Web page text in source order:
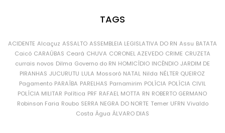
TAGS
ACIDENTE Alcaçuz ASSALTO ASSEMBLEIA LEGISLATIVA DO RN Assu BATATA
Caicó CARAÚBAS Ceará CHUVA CORONEL AZEVEDO CRIME CRUZETA
currais novos Dilma Governo do RN HOMICÍDIO INCÊNDIO JARDIM DE
PIRANHAS JUCURUTU LULA Mossoró NATAL Nilda NÉLTER QUEIROZ
Pagamento PARAÍBA PARELHAS Parnamirim POLÍCIA POLÍCIA CIVIL
POLÍCIA MILITAR Política PRF RAFAEL MOTTA RN ROBERTO GERMANO
Robinson Faria Roubo SERRA NEGRA DO NORTE Temer UFRN Vivaldo
Costa Água ÁLVARO DIAS